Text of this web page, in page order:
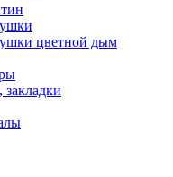
цветной дым
закладки